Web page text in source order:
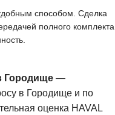
способом. Сделка
полного комплекта
Городище—
в Городище и по
оценка HAVAL